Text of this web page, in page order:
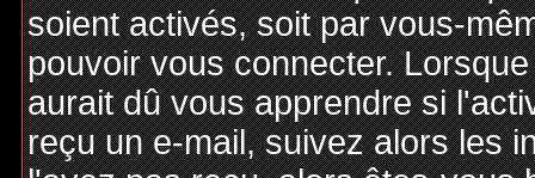
soient activés, soit par vous-
pouvoir vous connecter.
aurait dû vous apprendre si
reçu un e-mail, suivez alors les